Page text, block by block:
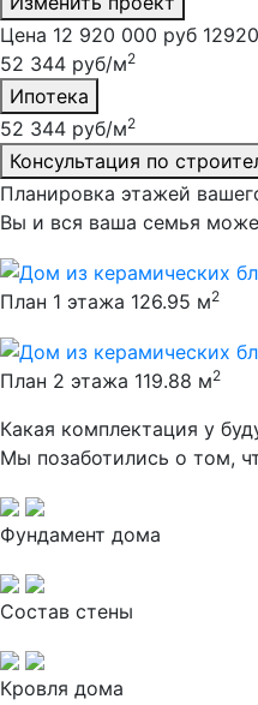
Цена 12 920 000 руб
52 344 руб/м2
Ипотека
52 344 руб/м2
Консультация по
Планировка этажей
Вы и вся ваша семья
План 1 этажа 126.95 м2
План 2 этажа 119.88 м2
Какая комплектация у
Мы позаботились о том,
Фундамент дома
Состав стены
Кровля дома